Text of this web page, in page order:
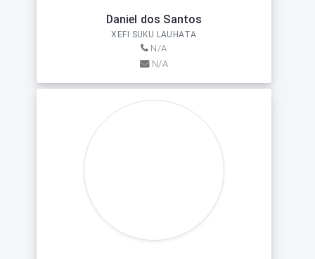
Daniel dos Santos
XEFI SUKU LAUHATA
N/A
N/A